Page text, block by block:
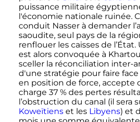
puissance militaire
l'économie nationale ruinée.
conduit Nasser à demander
saoudite, seul pays de la
renflouer les caisses de
est alors convoquée à
sceller la réconciliation inter-
d'une stratégie pour faire face
en position de force, accepte
charge 37 % des pertes
l’obstruction du canal (il sera
Koweïtienset les Libyens) et